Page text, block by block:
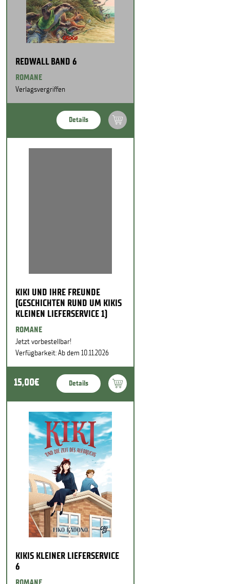
REDWALL BAND 6
ROMANE
Verlagsvergriffen
Details
KIKI UND IHRE FREUNDE
(GESCHICHTEN RUND UM KIKIS
KLEINEN LIEFERSERVICE 1)
ROMANE
Jetzt vorbestellbar!
Verfügbarkeit: Ab dem 10.11.2026
15,00€ Details
KIKIS KLEINER LIEFERSERVICE
6